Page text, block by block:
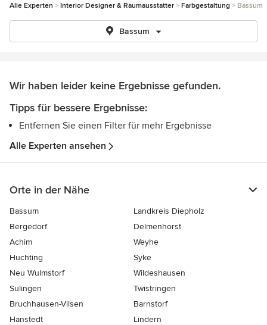
Alle Experten Interior Designer & Raumausstatter Farbgestaltung Bassum
Bassum
Wir haben leider keine Ergebnisse gefunden.
Tipps für bessere Ergebnisse:
Entfernen Sie einen Filter für mehr Ergebnisse
Alle Experten ansehen
Orte in der Nähe
Bassum
Landkreis Diepholz
Bergedorf
Delmenhorst
Achim
Weyhe
Huchting
Syke
Neu Wulmstorf
Wildeshausen
Sulingen
Twistringen
Bruchhausen-Vilsen
Barnstorf
Hanstedt
Lindern